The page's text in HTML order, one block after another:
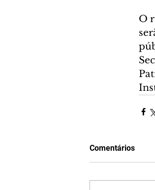
O
Comentários